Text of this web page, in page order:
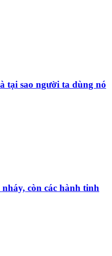
tại sao người ta dùng nó
còn các hành tinh